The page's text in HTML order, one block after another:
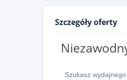
Szczegóły oferty
Szukasz